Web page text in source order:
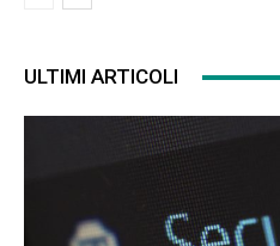
ULTIMI ARTICOLI